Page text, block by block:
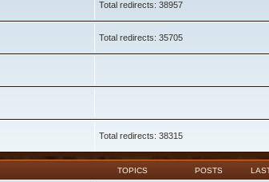
Total redirects: 38957
Total redirects: 35705
Total redirects: 38315
TOPICS POSTS